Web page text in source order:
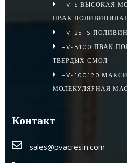
HV-S ВЫСОКАЯ
ПВАК
HV-25FS
HV-B100 ПВАК
ТВЕРДЫХ СМОЛ
HV-100120
МОЛЕКУЛЯРНАЯ
Контакт
sales@pvacresin.com